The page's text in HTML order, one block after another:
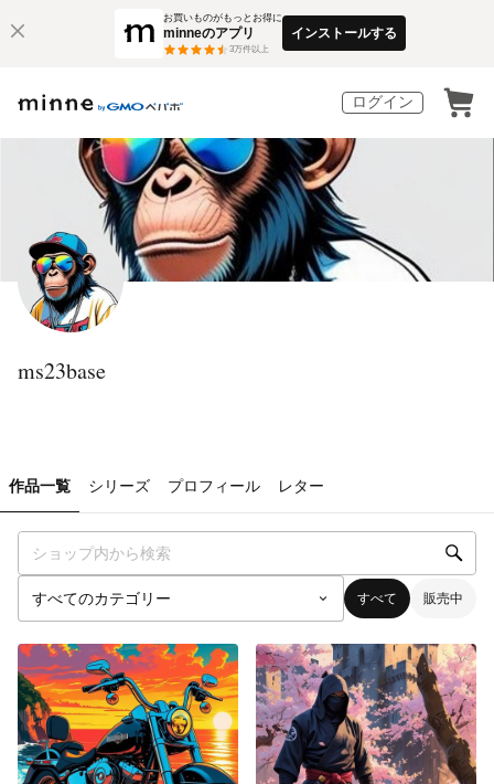
お買いものがもっとお得に
minneのアプリ
3万件以上
インストールする
ログイン
ms23base
作品一覧 シリーズ プロフィール レター
すべて 販売中